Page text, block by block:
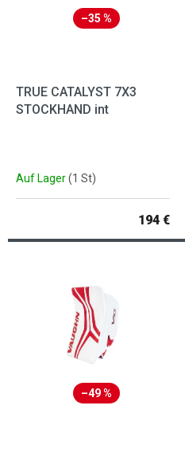
–35 %
TRUE CATALYST 7X3
STOCKHAND int
Auf Lager(1 St)
194 €
–49 %